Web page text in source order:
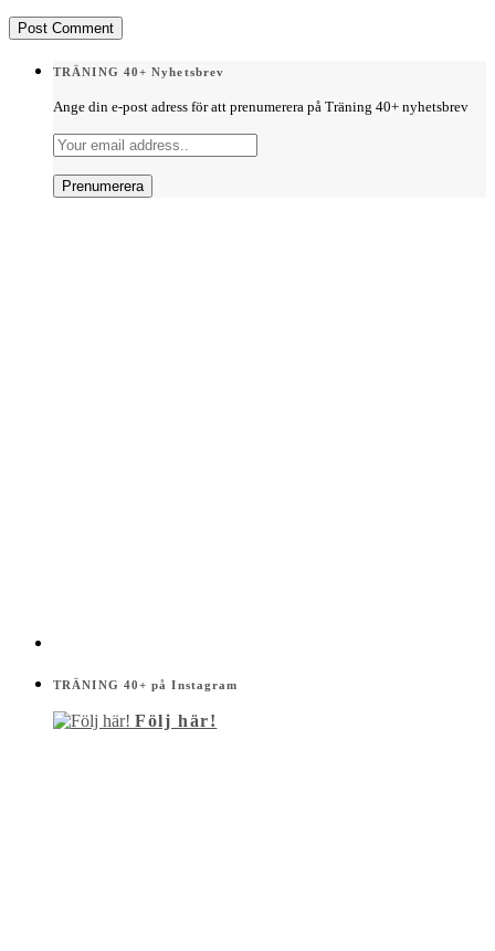
TRÄNING 40+ Nyhetsbrev
Ange din e-post adress för att prenumerera på Träning 40+ nyhetsbrev
TRÄNING 40+ på Instagram
Följ här!